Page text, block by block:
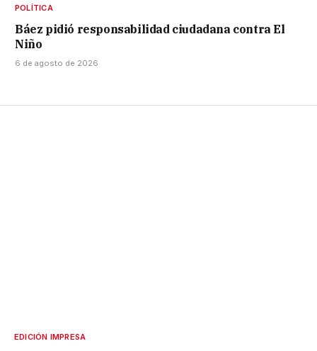
POLÍTICA
Báez pidió responsabilidad ciudadana contra El
Niño
6 de agosto de 2026
EDICIÓN IMPRESA